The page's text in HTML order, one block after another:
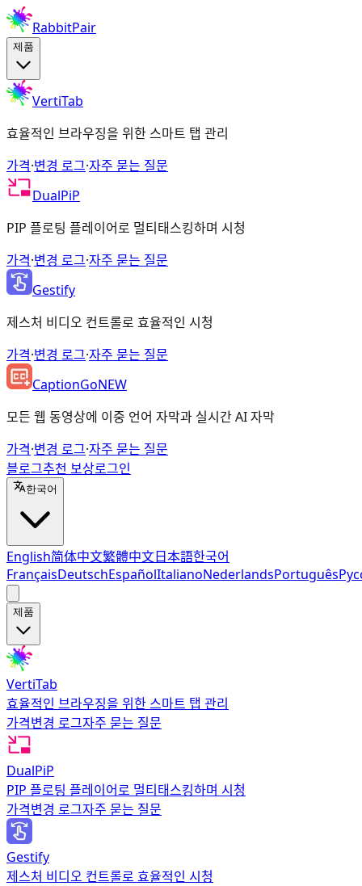
RabbitPair
제품
VertiTab
효율적인 브라우징을 위한 스마트 탭 관리
가격·변경 로그·자주 묻는 질문
DualPiP
PIP 플로팅 플레이어로 멀티태스킹하며 시청
가격·변경 로그·자주 묻는 질문
Gestify
제스처 비디오 컨트롤로 효율적인 시청
가격·변경 로그·자주 묻는 질문
CaptionGoNEW
모든 웹 동영상에 이중 언어 자막과 실시간 AI 자막
가격·변경 로그·자주 묻는 질문
블로그추천 보상로그인
한국어
English简体中文繁體中文日本語한국어
FrançaisDeutschEspañolItalianoNederlandsPortuguês
제품
VertiTab
효율적인 브라우징을 위한 스마트 탭 관리
가격변경 로그자주 묻는 질문
DualPiP
PIP 플로팅 플레이어로 멀티태스킹하며 시청
가격변경 로그자주 묻는 질문
Gestify
제스처 비디오 컨트롤로 효율적인 시청